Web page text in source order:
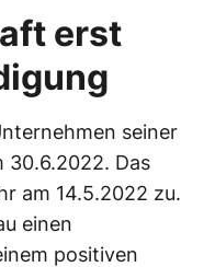
erst
seiner
30.6.2022. Das
am 14.5.2022 zu.
einen
positiven